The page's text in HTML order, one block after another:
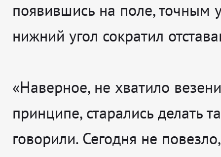
появившись на поле, точным
нижний угол сократил
«Наверное, не хватило
принципе, старались делать
говорили. Сегодня не